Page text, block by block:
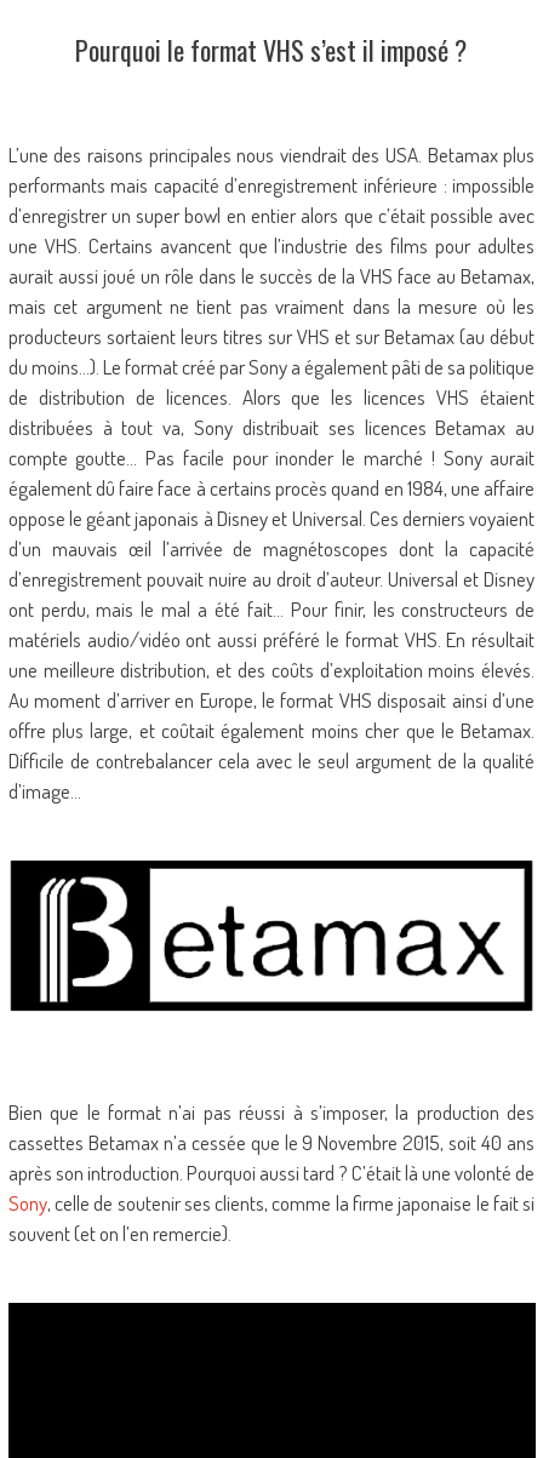
Pourquoi le format VHS s’est il imposé ?
L’une des raisons principales nous viendrait des USA. Betamax plus
performants mais capacité d’enregistrement inférieure : impossible
d’enregistrer un super bowl en entier alors que c’était possible avec
une VHS. Certains avancent que l’industrie des films pour adultes
aurait aussi joué un rôle dans le succès de la VHS face au Betamax,
mais cet argument ne tient pas vraiment dans la mesure où les
producteurs sortaient leurs titres sur VHS et sur Betamax (au début
du moins…). Le format créé par Sony a également pâti de sa politique
de distribution de licences. Alors que les licences VHS étaient
distribuées à tout va, Sony distribuait ses licences Betamax au
compte goutte… Pas facile pour inonder le marché ! Sony aurait
également dû faire face à certains procès quand en 1984, une affaire
oppose le géant japonais à Disney et Universal. Ces derniers voyaient
d’un mauvais œil l’arrivée de magnétoscopes dont la capacité
d’enregistrement pouvait nuire au droit d’auteur. Universal et Disney
ont perdu, mais le mal a été fait… Pour finir, les constructeurs de
matériels audio/vidéo ont aussi préféré le format VHS. En résultait
une meilleure distribution, et des coûts d’exploitation moins élevés.
Au moment d’arriver en Europe, le format VHS disposait ainsi d’une
offre plus large, et coûtait également moins cher que le Betamax.
Difficile de contrebalancer cela avec le seul argument de la qualité
d’image…
Bien que le format n’ai pas réussi à s’imposer, la production des
cassettes Betamax n’a cessée que le 9 Novembre 2015, soit 40 ans
après son introduction. Pourquoi aussi tard ? C’était là une volonté de
Sony, celle de soutenir ses clients, comme la firme japonaise le fait si
souvent (et on l’en remercie).